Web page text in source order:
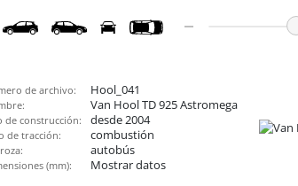
de archivo: Hool_041
Van Hool TD 925Astromega
de construcción: desde 2004
de tracción: combustión
autobús
(mm): Mostrar datos